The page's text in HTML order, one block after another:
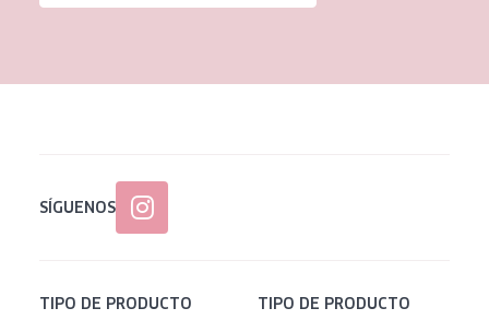
SÍGUENOS
TIPO DE PRODUCTO TIPO DE PRODUCTO